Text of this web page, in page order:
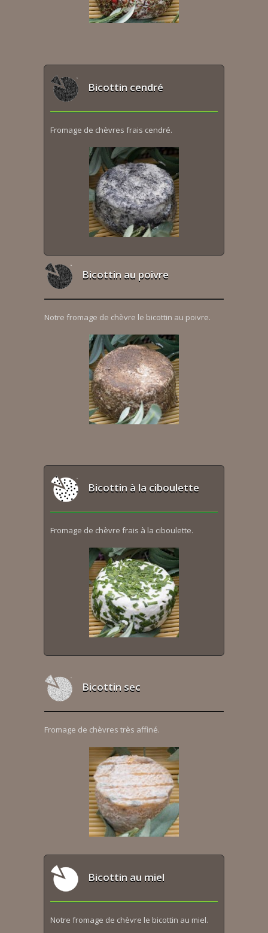
Bicottin cendré
Fromage de chèvres frais cendré.
Bicottin au poivre
Notre fromage de chèvre le bicottin au poivre.
Bicottin à la ciboulette
Fromage de chèvre frais à la ciboulette.
Bicottin sec
Fromage de chèvres très affiné.
Bicottin au miel
Notre fromage de chèvre le bicottin au miel.